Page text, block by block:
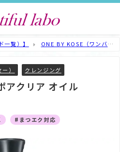
一覧）】
ONE BY KOSE（ワンバイ
） クレンジング
アクリア オイル
#まつエク対応